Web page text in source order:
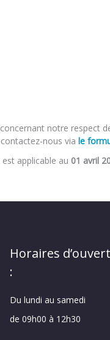
notre
nous via le
applicable au 01 avril
Horaires
:
Du lundi au samedi
de 09h00 à 12h30